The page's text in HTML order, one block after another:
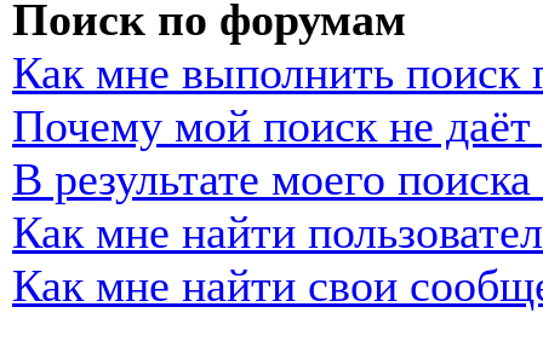
Поиск по форумам
Как мне выполнить
Почему мой поиск не даёт
В результате моего
Как мне найти
Как мне найти свои